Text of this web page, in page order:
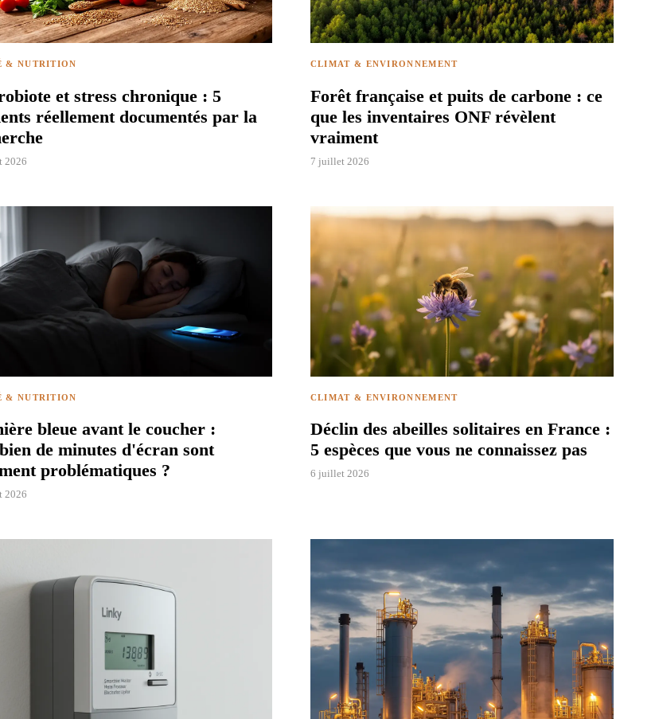
& NUTRITION
et stress chronique : 5
réellement documentés par la
2026
CLIMAT & ENVIRONNEMENT
Forêt française et puits de carbone : ce
que les inventaires ONF révèlent
vraiment
7 juillet 2026
& NUTRITION
bleue avant le coucher :
de minutes d'écran sont
problématiques ?
2026
CLIMAT & ENVIRONNEMENT
Déclin des abeilles solitaires en France :
5 espèces que vous ne connaissez pas
6 juillet 2026